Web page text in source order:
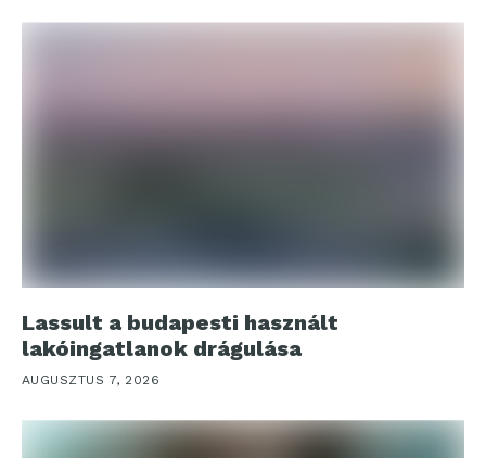
Lassult a budapesti használt
lakóingatlanok drágulása
AUGUSZTUS 7, 2026